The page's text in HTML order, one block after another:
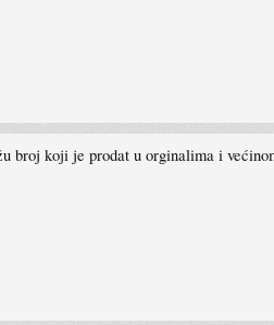
koji je prodat u orginalima i